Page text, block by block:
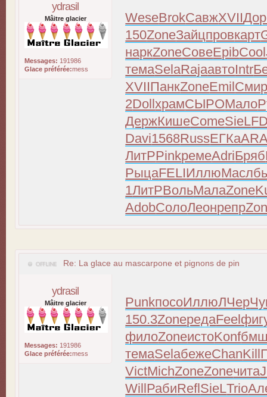
ydrasil
Mâitre glacier
Messages: 191986
Glace préférée:mess
WeseBrokСавжXVII
150ZoneЗайцпровкарт
наркZoneСовеEpibCool
темаSelaRajaавтоIntr
XVIIПанкZoneEmil
2DollхрамСЫРОМало
ДержКишеComeSieL
Davi1568RussЕГКа
ЛитРPinkремеAdriБряб
РыцаFELIИллюМасл
1ЛитРВольМалаZone
AdobСолоЛеонрепр
Re: La glace au mascarpone et pignons de pin
ydrasil
Mâitre glacier
Messages: 191986
Glace préférée:mess
PunkпосоИллюЛЧер
150.3ZoneредаFeel
филоZoneистоKonf
темаSelaбежеChanKill
VictMichZoneZoneчита
WillРабиReflSieLTrio